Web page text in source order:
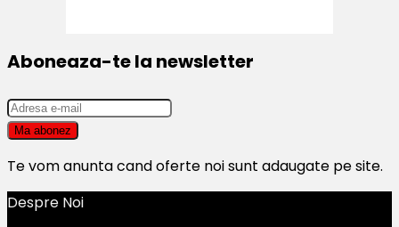
Aboneaza-te la newsletter
Te vom anunta cand oferte noi sunt adaugate pe site.
Despre Noi